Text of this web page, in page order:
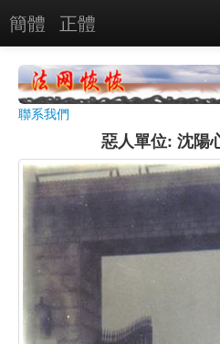
簡體 正體
惡報實例
惡人單位
單位圖片
關於
聯系我們
惡人單位: 沈陽